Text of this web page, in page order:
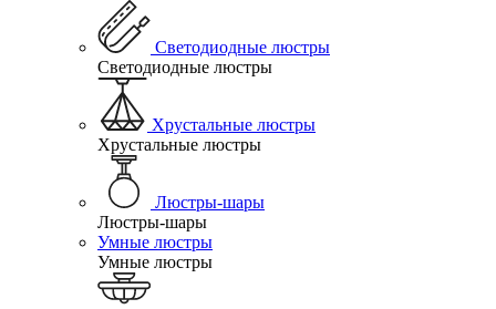
Светодиодные люстры
Светодиодные люстры
Хрустальные люстры
Хрустальные люстры
Люстры-шары
Люстры-шары
Умные люстры
Умные люстры